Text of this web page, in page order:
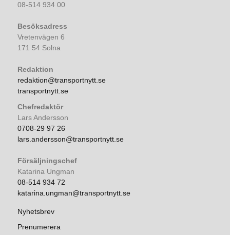
08-514 934 00
Besöksadress
Vretenvägen 6
171 54 Solna
Redaktion
redaktion@transportnytt.se
transportnytt.se
Chefredaktör
Lars Andersson
0708-29 97 26
lars.andersson@transportnytt.se
Försäljningschef
Katarina Ungman
08-514 934 72
katarina.ungman@transportnytt.se
Nyhetsbrev
Prenumerera